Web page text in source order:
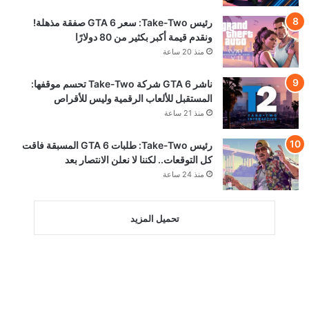
رئيس Take-Two: سعر GTA 6 صفقة مذهلة!
ونقدم قيمة أكبر بكثير من 80 دولارًا
منذ 20 ساعة
ناشر GTA 6 شركة Take-Two تحسم موقفها:
المستقبل للألعاب الرقمية وليس للأقراص
منذ 21 ساعة
رئيس Take-Two: طلبات GTA 6 المسبقة فاقت
كل التوقعات.. لكننا لا نعلن الانتصار بعد
منذ 24 ساعة
تحميل المزيد